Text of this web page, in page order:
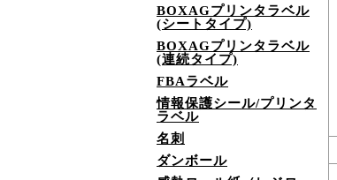
BOXAGプリンタラベル
(シートタイプ)
BOXAGプリンタラベル
(連続タイプ)
FBAラベル
情報保護シール/プリンタ
ラベル
名刺
ダンボール